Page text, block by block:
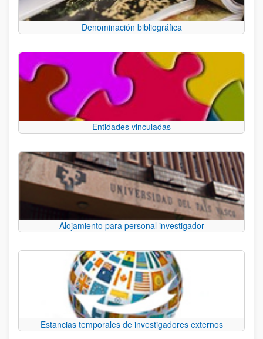
Denominación bibliográfica
Entidades vinculadas
Alojamiento para personal investigador
Estancias temporales de investigadores externos